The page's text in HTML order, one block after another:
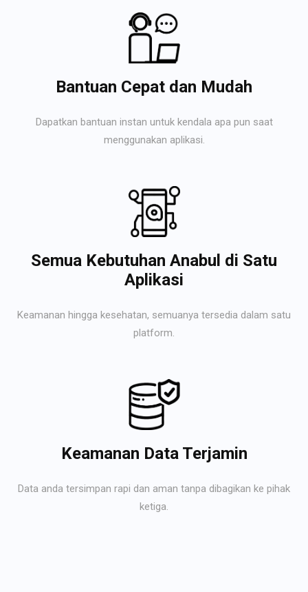
Bantuan Cepat dan Mudah
Dapatkan bantuan instan untuk kendala apa pun saat
menggunakan aplikasi.
Semua Kebutuhan Anabul di Satu
Aplikasi
Keamanan hingga kesehatan, semuanya tersedia dalam satu
platform.
Keamanan Data Terjamin
Data anda tersimpan rapi dan aman tanpa dibagikan ke pihak
ketiga.